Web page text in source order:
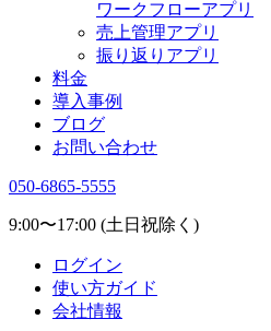
ワークフローアプリ
売上管理アプリ
振り返りアプリ
料金
導入事例
ブログ
お問い合わせ
050-6865-5555
9:00〜17:00 (土日祝除く)
ログイン
使い方ガイド
会社情報